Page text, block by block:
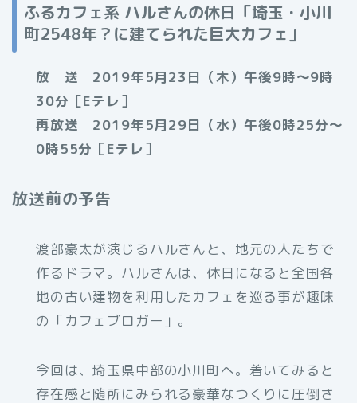
ふるカフェ系 ハルさんの休日「埼玉・小川
町2548年？に建てられた巨大カフェ」
放 送 2019年5月23日（木）午後9時～9時
30分［Eテレ］
再放送 2019年5月29日（水）午後0時25分～
0時55分［Eテレ］
放送前の予告
渡部豪太が演じるハルさんと、地元の人たちで
作るドラマ。ハルさんは、休日になると全国各
地の古い建物を利用したカフェを巡る事が趣味
の「カフェブロガー」。
今回は、埼玉県中部の小川町へ。着いてみると
存在感と随所にみられる豪華なつくりに圧倒さ